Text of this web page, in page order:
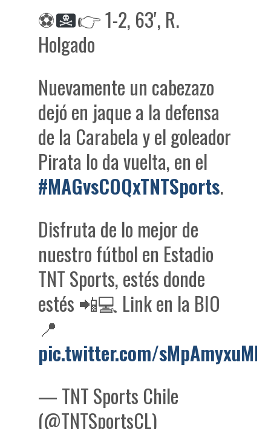
⚽
👉1-2, 63′, R.
Holgado
Nuevamente un cabezazo
dejó en jaque a la defensa
de la Carabela y el goleador
Pirata lo da vuelta, en el
#MAGvsCOQxTNTSports.
Disfruta de lo mejor de
nuestro fútbol en Estadio
TNT Sports, estés donde
estés 📲💻 Link en la BIO
📍
pic.twitter.com/sMpAmyxuMH
— TNT Sports Chile
(@TNTSportsCL)